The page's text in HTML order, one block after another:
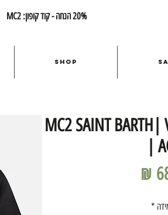
MC2 SAINT
|
*
20% הנחה - קוד קופון: MC2
Shop